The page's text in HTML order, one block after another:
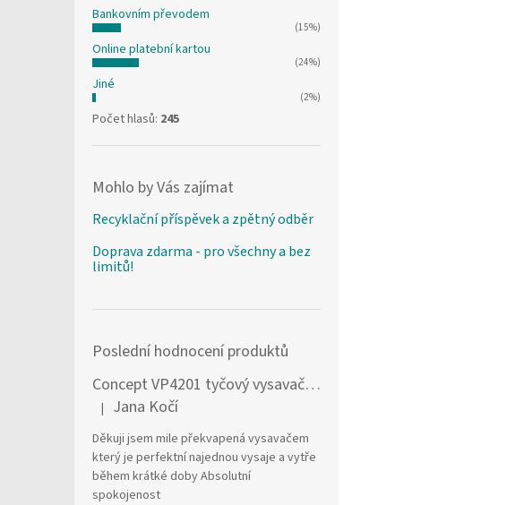
Bankovním převodem
(15%)
Online platební kartou
(24%)
Jiné
(2%)
Počet hlasů: 245
Mohlo by Vás zajímat
Recyklační příspěvek a zpětný odběr
Doprava zdarma - pro všechny a bez
limitů!
Poslední hodnocení produktů
Concept VP4201 tyčový vysavač / elektrický smeták Tyčový vysavač 2 v 1 AC Suché a mokré Bezsáčkové 0,6 l 90 W Černá, Stříbrná
Hodnocení produktu je 5 z 5 hvězdiček.
| Jana Kočí
Děkuji jsem mile překvapená vysavačem
který je perfektní najednou vysaje a vytře
během krátké doby Absolutní
spokojenost